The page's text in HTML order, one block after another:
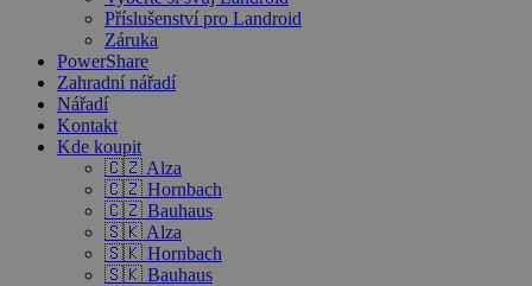
Příslušenství pro Landroid
Záruka
PowerShare
Zahradní nářadí
Nářadí
Kontakt
Kde koupit
🇨🇿 Alza
🇨🇿 Hornbach
🇨🇿 Bauhaus
🇸🇰 Alza
🇸🇰 Hornbach
🇸🇰 Bauhaus